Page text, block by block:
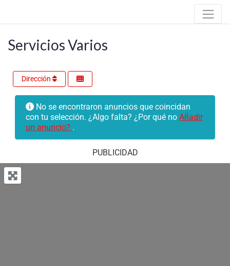
Servicios Varios
Dirección
No se encontraron anuncios que coincidan
con tu selección. ¿Algo falta? ¿Por qué no Añadir
un anuncio? .
PUBLICIDAD